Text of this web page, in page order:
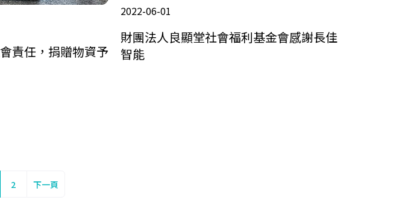
責任，捐贈物資予
2022-06-01
財團法人良顯堂社會福利基金會感謝長佳
智能
2 下一頁